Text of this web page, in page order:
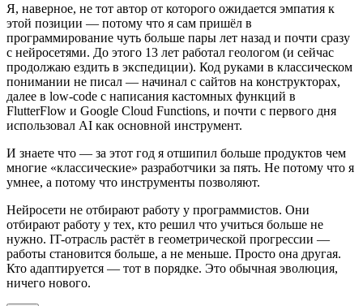
Я, наверное, не тот автор от которого ожидается эмпатия к
этой позиции — потому что я сам пришёл в
программирование чуть больше пары лет назад и почти сразу
с нейросетями. До этого 13 лет работал геологом (и сейчас
продолжаю ездить в экспедиции). Код руками в классическом
понимании не писал — начинал с сайтов на конструкторах,
далее в low-code с написания кастомных функций в
FlutterFlow и Google Cloud Functions, и почти с первого дня
использовал AI как основной инструмент.
И знаете что — за этот год я отшипил больше продуктов чем
многие «классические» разработчики за пять. Не потому что я
умнее, а потому что инструменты позволяют.
Нейросети не отбирают работу у программистов. Они
отбирают работу у тех, кто решил что учиться больше не
нужно. IT-отрасль растёт в геометрической прогрессии —
работы становится больше, а не меньше. Просто она другая.
Кто адаптируется — тот в порядке. Это обычная эволюция,
ничего нового.